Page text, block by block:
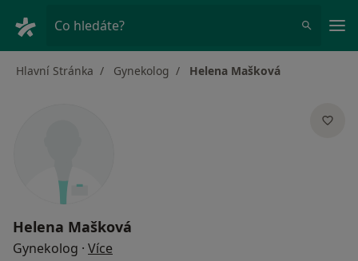
Co hledáte?
Hlavní Stránka Gynekolog Helena Mašková
Helena Mašková
Gynekolog · Více